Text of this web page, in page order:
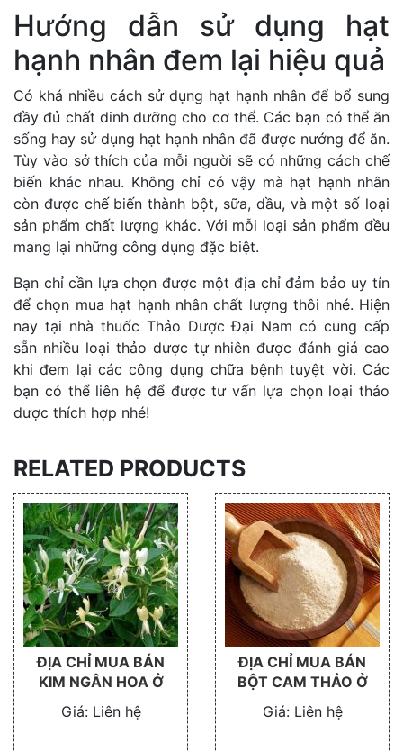
Hướng dẫn sử dụng hạt
hạnh nhân đem lại hiệu quả
Có khá nhiều cách sử dụng hạt hạnh nhân để bổ sung
đầy đủ chất dinh dưỡng cho cơ thể. Các bạn có thể ăn
sống hay sử dụng hạt hạnh nhân đã được nướng để ăn.
Tùy vào sở thích của mỗi người sẽ có những cách chế
biến khác nhau. Không chỉ có vậy mà hạt hạnh nhân
còn được chế biến thành bột, sữa, dầu, và một số loại
sản phẩm chất lượng khác. Với mỗi loại sản phẩm đều
mang lại những công dụng đặc biệt.
Bạn chỉ cần lựa chọn được một địa chỉ đảm bảo uy tín
để chọn mua hạt hạnh nhân chất lượng thôi nhé. Hiện
nay tại nhà thuốc Thảo Dược Đại Nam có cung cấp
sẵn nhiều loại thảo dược tự nhiên được đánh giá cao
khi đem lại các công dụng chữa bệnh tuyệt vời. Các
bạn có thể liên hệ để được tư vấn lựa chọn loại thảo
dược thích hợp nhé!
RELATED PRODUCTS
ĐỊA CHỈ MUA BÁN
KIM NGÂN HOA Ở
ĐÂU
Giá:Liên hệ
ĐỊA CHỈ MUA BÁN
BỘT CAM THẢO Ở
ĐÂU
Giá:Liên hệ